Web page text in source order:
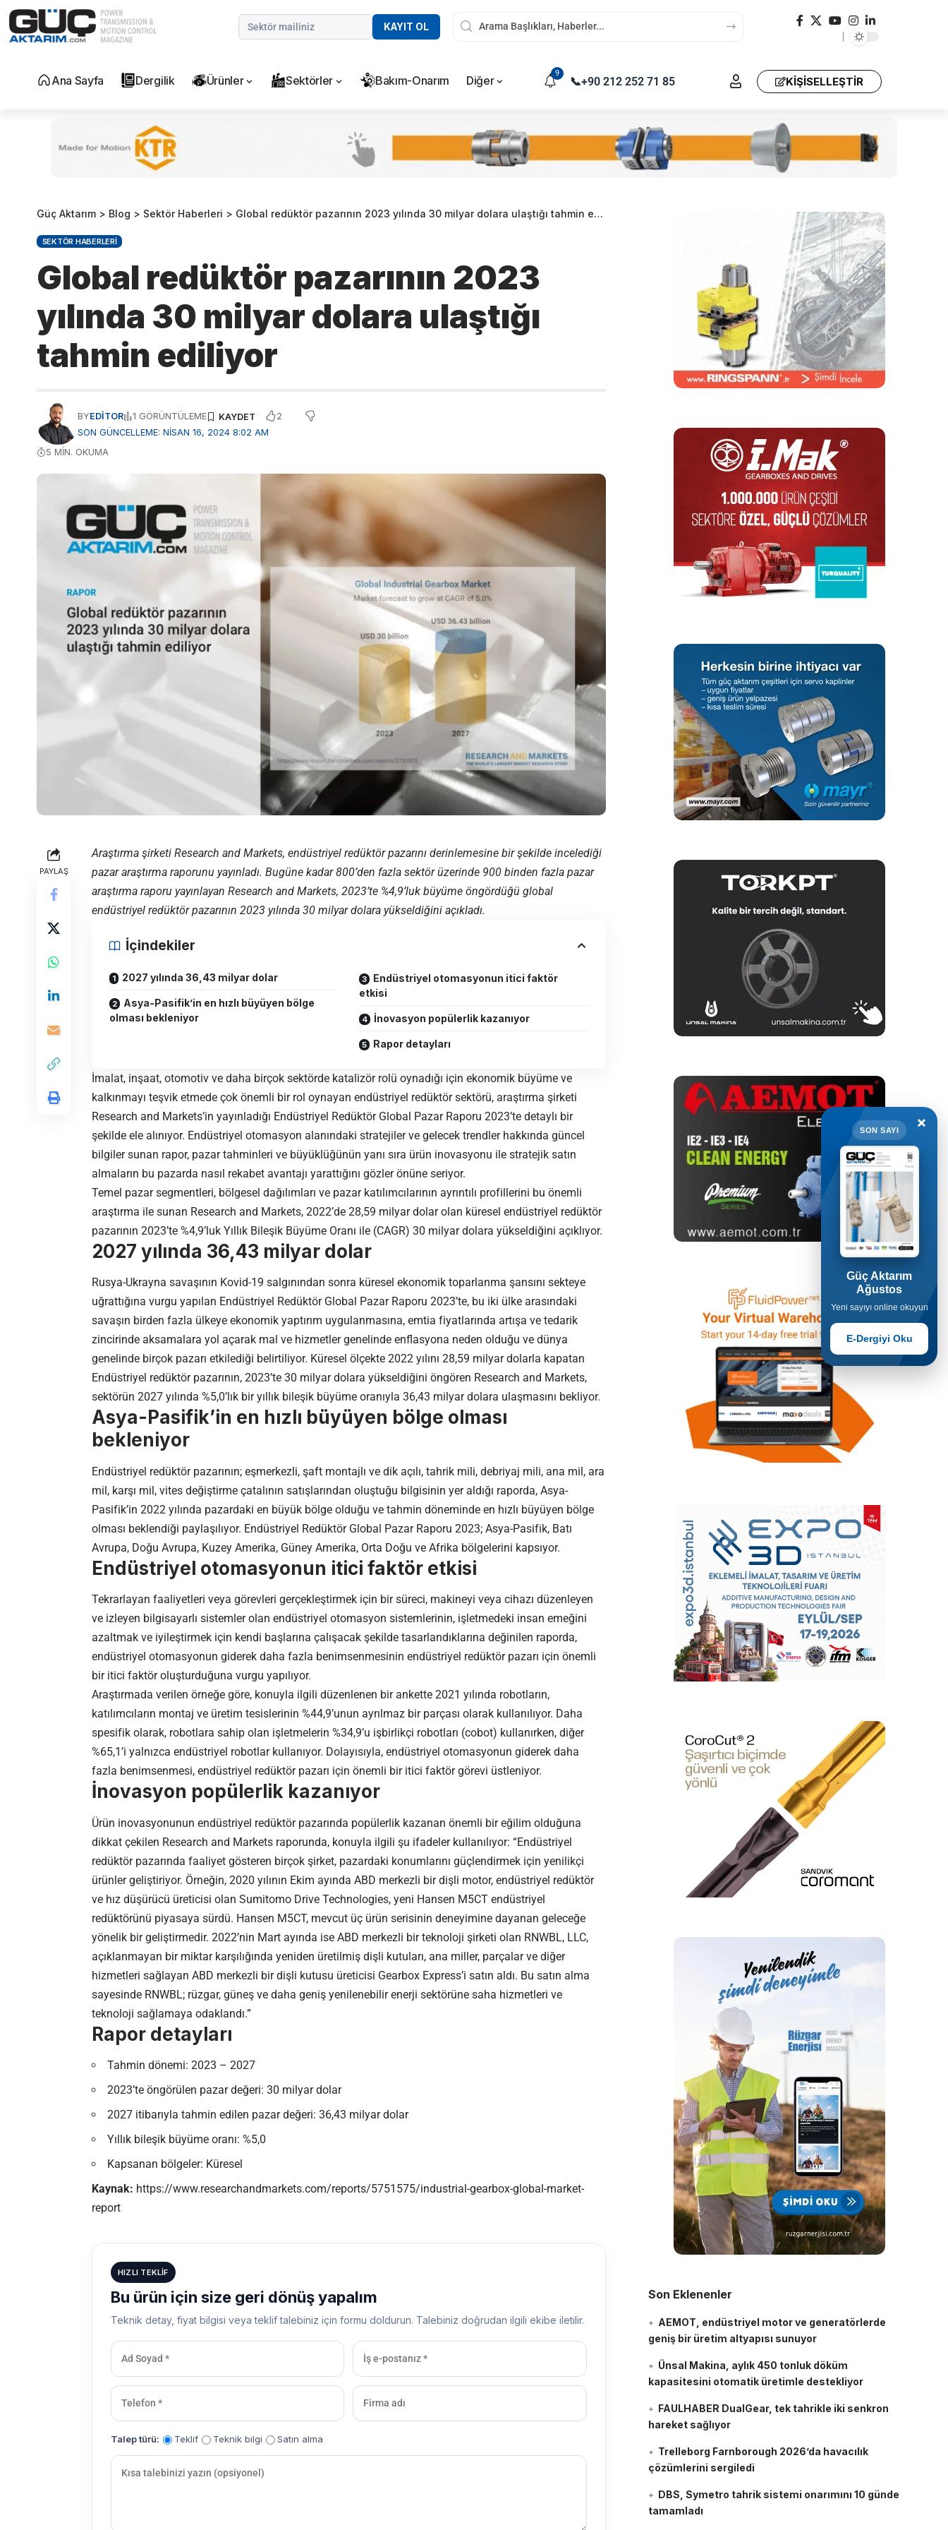
KAYIT OL
Ana Sayfa Dergilik Ürünler Sektörler Bakım-Onarım Diğer
9
📞+90 212 252 71 85 KIŞISELLEŞTIR
Güç Aktarım > Blog > Sektör Haberleri > Global redüktör pazarının 2023 yılında 30 milyar dolara ulaştığı tahmin ediliyor
SEKTÖR HABERLERI
Global redüktör pazarının 2023
yılında 30 milyar dolara ulaştığı
tahmin ediliyor
SON GÜNCELLEME: NISAN 16, 2024 8:02 AM
BYEDITOR 1 GÖRÜNTÜLEME 2
5 MIN. OKUMA
PAYLAŞ
Araştırma şirketi Research and Markets, endüstriyel redüktör pazarını derinlemesine bir şekilde incelediği
pazar araştırma raporunu yayınladı. Bugüne kadar 800’den fazla sektör üzerinde 900 binden fazla pazar
araştırma raporu yayınlayan Research and Markets, 2023’te %4,9’luk büyüme öngördüğü global
endüstriyel redüktör pazarının 2023 yılında 30 milyar dolara yükseldiğini açıkladı.
İçindekiler
2027 yılında 36,43 milyar dolar
Asya-Pasifik’in en hızlı büyüyen bölge
olması bekleniyor
Endüstriyel otomasyonun itici faktör
etkisi
İnovasyon popülerlik kazanıyor
Rapor detayları
İmalat, inşaat, otomotiv ve daha birçok sektörde katalizör rolü oynadığı için ekonomik büyüme ve
kalkınmayı teşvik etmede çok önemli bir rol oynayan endüstriyel redüktör sektörü, araştırma şirketi
Research and Markets’in yayınladığı Endüstriyel Redüktör Global Pazar Raporu 2023’te detaylı bir
şekilde ele alınıyor. Endüstriyel otomasyon alanındaki stratejiler ve gelecek trendler hakkında güncel
bilgiler sunan rapor, pazar tahminleri ve büyüklüğünün yanı sıra ürün inovasyonu ile stratejik satın
almaların bu pazarda nasıl rekabet avantajı yarattığını gözler önüne seriyor.
Temel pazar segmentleri, bölgesel dağılımları ve pazar katılımcılarının ayrıntılı profillerini bu önemli
araştırma ile sunan Research and Markets, 2022’de 28,59 milyar dolar olan küresel endüstriyel redüktör
pazarının 2023’te %4,9’luk Yıllık Bileşik Büyüme Oranı ile (CAGR) 30 milyar dolara yükseldiğini açıklıyor.
2027 yılında 36,43 milyar dolar
Rusya-Ukrayna savaşının Kovid-19 salgınından sonra küresel ekonomik toparlanma şansını sekteye
uğrattığına vurgu yapılan Endüstriyel Redüktör Global Pazar Raporu 2023’te, bu iki ülke arasındaki
savaşın birden fazla ülkeye ekonomik yaptırım uygulanmasına, emtia fiyatlarında artışa ve tedarik
zincirinde aksamalara yol açarak mal ve hizmetler genelinde enflasyona neden olduğu ve dünya
genelinde birçok pazarı etkilediği belirtiliyor. Küresel ölçekte 2022 yılını 28,59 milyar dolarla kapatan
Endüstriyel redüktör pazarının, 2023’te 30 milyar dolara yükseldiğini öngören Research and Markets,
sektörün 2027 yılında %5,0’lık bir yıllık bileşik büyüme oranıyla 36,43 milyar dolara ulaşmasını bekliyor.
Asya-Pasifik’in en hızlı büyüyen bölge olması
bekleniyor
Endüstriyel redüktör pazarının; eşmerkezli, şaft montajlı ve dik açılı, tahrik mili, debriyaj mili, ana mil, ara
mil, karşı mil, vites değiştirme çatalının satışlarından oluştuğu bilgisinin yer aldığı raporda, Asya-
Pasifik’in 2022 yılında pazardaki en büyük bölge olduğu ve tahmin döneminde en hızlı büyüyen bölge
olması beklendiği paylaşılıyor. Endüstriyel Redüktör Global Pazar Raporu 2023; Asya-Pasifik, Batı
Avrupa, Doğu Avrupa, Kuzey Amerika, Güney Amerika, Orta Doğu ve Afrika bölgelerini kapsıyor.
Endüstriyel otomasyonun itici faktör etkisi
Tekrarlayan faaliyetleri veya görevleri gerçekleştirmek için bir süreci, makineyi veya cihazı düzenleyen
ve izleyen bilgisayarlı sistemler olan endüstriyel otomasyon sistemlerinin, işletmedeki insan emeğini
azaltmak ve iyileştirmek için kendi başlarına çalışacak şekilde tasarlandıklarına değinilen raporda,
endüstriyel otomasyonun giderek daha fazla benimsenmesinin endüstriyel redüktör pazarı için önemli
bir itici faktör oluşturduğuna vurgu yapılıyor.
Araştırmada verilen örneğe göre, konuyla ilgili düzenlenen bir ankette 2021 yılında robotların,
katılımcıların montaj ve üretim tesislerinin %44,9’unun ayrılmaz bir parçası olarak kullanılıyor. Daha
spesifik olarak, robotlara sahip olan işletmelerin %34,9’u işbirlikçi robotları (cobot) kullanırken, diğer
%65,1’i yalnızca endüstriyel robotlar kullanıyor. Dolayısıyla, endüstriyel otomasyonun giderek daha
fazla benimsenmesi, endüstriyel redüktör pazarı için önemli bir itici faktör görevi üstleniyor.
İnovasyon popülerlik kazanıyor
Ürün inovasyonunun endüstriyel redüktörpazarında popülerlik kazanan önemli bir eğilim olduğuna
dikkat çekilen Research and Markets raporunda, konuyla ilgili şu ifadeler kullanılıyor: “Endüstriyel
redüktör pazarında faaliyet gösteren birçok şirket, pazardaki konumlarını güçlendirmek için yenilikçi
ürünler geliştiriyor. Örneğin, 2020 yılının Ekim ayında ABD merkezli bir dişli motor, endüstriyel redüktör
ve hız düşürücü üreticisi olan Sumitomo Drive Technologies, yeni Hansen M5CT endüstriyel
redüktörünü piyasaya sürdü. Hansen M5CT, mevcut üç ürün serisinin deneyimine dayanan geleceğe
yönelik bir geliştirmedir. 2022’nin Mart ayında ise ABD merkezli bir teknoloji şirketi olan RNWBL, LLC,
açıklanmayan bir miktar karşılığında yeniden üretilmiş dişli kutuları, ana miller, parçalar ve diğer
hizmetleri sağlayan ABD merkezli bir dişli kutusu üreticisi Gearbox Express’i satın aldı. Bu satın alma
sayesinde RNWBL; rüzgar, güneş ve daha geniş yenilenebilir enerji sektörüne saha hizmetleri ve
teknoloji sağlamaya odaklandı.”
Rapor detayları
Tahmin dönemi: 2023 – 2027
2023’te öngörülen pazar değeri: 30 milyar dolar
2027 itibarıyla tahmin edilen pazar değeri: 36,43 milyar dolar
Yıllık bileşik büyüme oranı: %5,0
Kapsanan bölgeler: Küresel
Kaynak: https://www.researchandmarkets.com/reports/5751575/industrial-gearbox-global-market-
report
HIZLI TEKLIF
Bu ürün için size geri dönüş yapalım
Teknik detay, fiyat bilgisi veya teklif talebiniz için formu doldurun. Talebiniz doğrudan ilgili ekibe iletilir.
Talep türü: Teklif Teknik bilgi Satın alma
Son Eklenenler
AEMOT, endüstriyel motor ve generatörlerde
geniş bir üretim altyapısı sunuyor
Ünsal Makina, aylık 450 tonluk döküm
kapasitesini otomatik üretimle destekliyor
FAULHABER DualGear, tek tahrikle iki senkron
hareket sağlıyor
Trelleborg Farnborough 2026’da havacılık
çözümlerini sergiledi
DBS, Symetro tahrik sistemi onarımını 10 günde
tamamladı
×
SON SAYI
Güç Aktarım
Ağustos
Yeni sayıyı online okuyun
E-Dergiyi Oku